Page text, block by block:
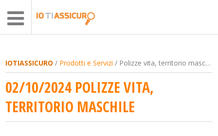
IOTIASSICURO / Prodotti e Servizi / Polizze vita, territorio maschile
02/10/2024 POLIZZE VITA,
TERRITORIO MASCHILE